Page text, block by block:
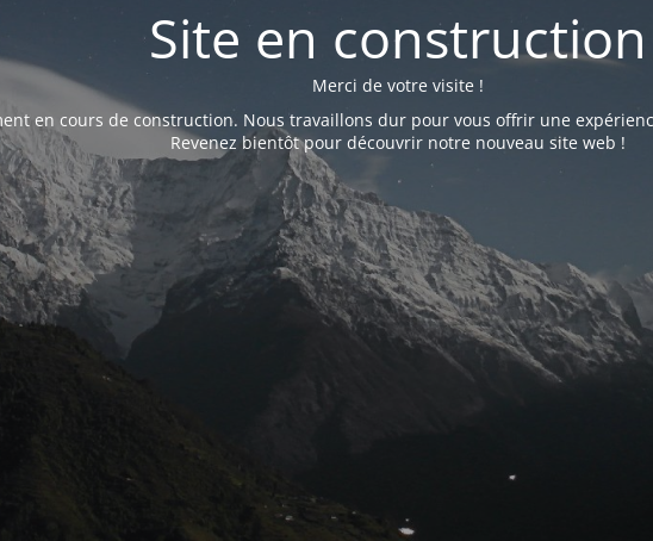
Site en construction
Merci de votre visite !
en cours de construction. Nous travaillons dur pour vous offrir une
Revenez bientôt pour découvrir notre nouveau site web !